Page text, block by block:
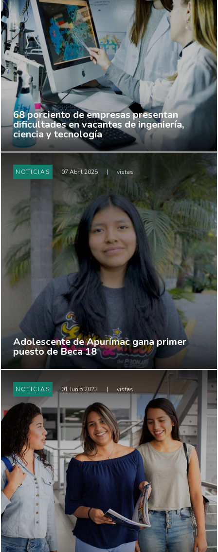
68 porciento de empresas presentan
dificultades en vacantes de ingeniería,
ciencia y tecnología
NOTICIAS 07 Abril 2025 | vistas
Adolescente de Apurímac gana primer
puesto de Beca 18
NOTICIAS 01 Junio 2023 | vistas